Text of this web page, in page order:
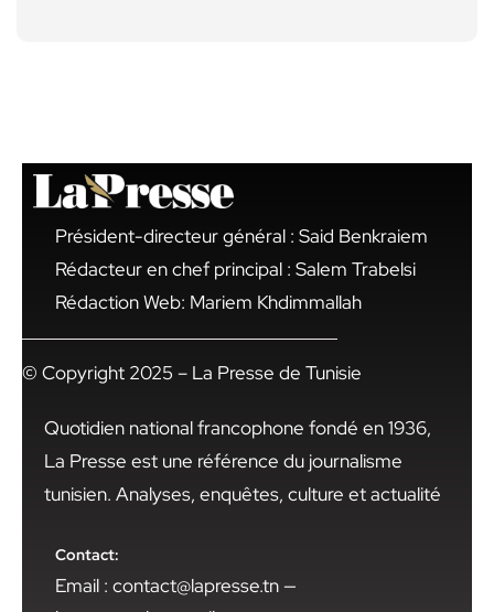
Président-directeur général : Said Benkraiem
Rédacteur en chef principal : Salem Trabelsi
Rédaction Web: Mariem Khdimmallah
© Copyright 2025 – La Presse de Tunisie
Quotidien national francophone fondé en 1936,
La Presse est une référence du journalisme
tunisien. Analyses, enquêtes, culture et actualité
Contact:
Email : contact@lapresse.tn —